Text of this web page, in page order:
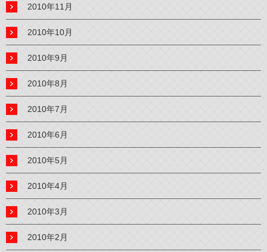
2010年11月
2010年10月
2010年9月
2010年8月
2010年7月
2010年6月
2010年5月
2010年4月
2010年3月
2010年2月